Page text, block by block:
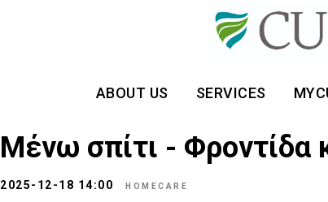
ABOUT US SERVICES
Μένω σπίτι - Φροντίδα
2025-12-18 14:00 HOMECARE